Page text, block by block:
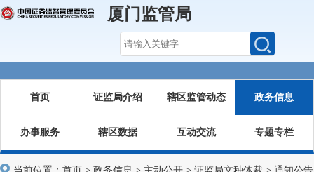
厦门监管局
首页 证监局介绍 辖区监管动态 政务信息
办事服务 辖区数据 互动交流 专题专栏